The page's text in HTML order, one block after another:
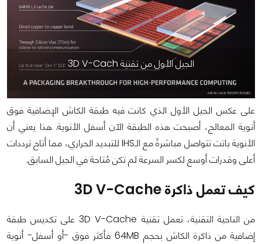
الجيل الأول من تقنية 3D V-Cach
على عكس الجيل الأول الذي كانت فيه طبقة الكاش الإضافية فوق
أنوية المعالج، أصبحت هذه الطبقة الآن أسفل الأنوية. هذا يعني أن
الأنوية باتت تتواصل مباشرةً مع الـIHS للتبديد الحراري، مما أتاح ترددات
أعلى وقدرات أوسع لكسر السرعة لم تكن مُتاحة في الجيل السابق.
كيف تعمل ذاكرة 3D V-Cache
من الناحية التقنية، تعمل تقنية 3D V-Cache على تكديس طبقة
إضافية من ذاكرة الكاش بحجم 64MB فأكثر فوق -أو أسفل- أنوية